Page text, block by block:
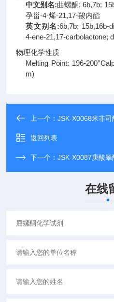
中文别名:曲螺酮; 6b,7b;
孕甾-4-烯-21,17-羧内酯
英文别名:6b,7b; 15b,16b-
4-ene-21,17-carbolactone;
物理化学性质
Melting Point: 196-
m)
上一个：JSK-X0068米非司
返回列表
下一个：JSK-X0087庚酸睾
在线